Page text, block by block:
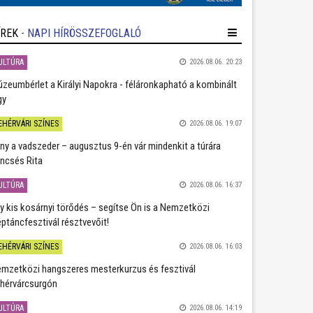
- NAPI HÍRÖSSZEFOGLALÓ
2026.08.06. 20:23
a Királyi Napokra - féláronkapható a kombinált
SZÍNES 2026.08.06. 19:07
a vadszeder – augusztus 9-én vár mindenkit a túrára
Rita
2026.08.06. 16:37
kis kosárnyi törődés – segítse Ön is a Nemzetközi
résztvevőit!
SZÍNES 2026.08.06. 16:03
hangszeres mesterkurzus és fesztivál
2026.08.06. 14:19